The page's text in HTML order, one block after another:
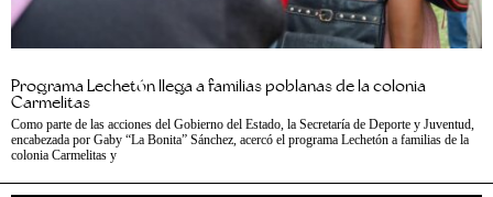
Programa Lechetón llega a familias poblanas de la colonia
Carmelitas
Como parte de las acciones del Gobierno del Estado, la Secretaría de Deporte y Juventud,
encabezada por Gaby “La Bonita” Sánchez, acercó el programa Lechetón a familias de la
colonia Carmelitas y